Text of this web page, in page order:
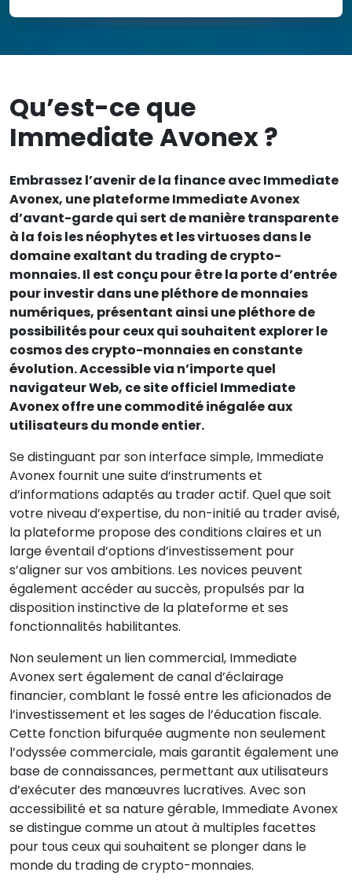
Qu’est-ce que
Immediate Avonex ?
Embrassez l’avenir de la finance avec Immediate
Avonex, une plateforme Immediate Avonex
d’avant-garde qui sert de manière transparente
à la fois les néophytes et les virtuoses dans le
domaine exaltant du trading de crypto-
monnaies. Il est conçu pour être la porte d’entrée
pour investir dans une pléthore de monnaies
numériques, présentant ainsi une pléthore de
possibilités pour ceux qui souhaitent explorer le
cosmos des crypto-monnaies en constante
évolution. Accessible via n’importe quel
navigateur Web, ce site officiel Immediate
Avonex offre une commodité inégalée aux
utilisateurs du monde entier.
Se distinguant par son interface simple, Immediate
Avonex fournit une suite d’instruments et
d’informations adaptés au trader actif. Quel que soit
votre niveau d’expertise, du non-initié au trader avisé,
la plateforme propose des conditions claires et un
large éventail d’options d’investissement pour
s’aligner sur vos ambitions. Les novices peuvent
également accéder au succès, propulsés par la
disposition instinctive de la plateforme et ses
fonctionnalités habilitantes.
Non seulement un lien commercial, Immediate
Avonex sert également de canal d’éclairage
financier, comblant le fossé entre les aficionados de
l’investissement et les sages de l’éducation fiscale.
Cette fonction bifurquée augmente non seulement
l’odyssée commerciale, mais garantit également une
base de connaissances, permettant aux utilisateurs
d’exécuter des manœuvres lucratives. Avec son
accessibilité et sa nature gérable, Immediate Avonex
se distingue comme un atout à multiples facettes
pour tous ceux qui souhaitent se plonger dans le
monde du trading de crypto-monnaies.